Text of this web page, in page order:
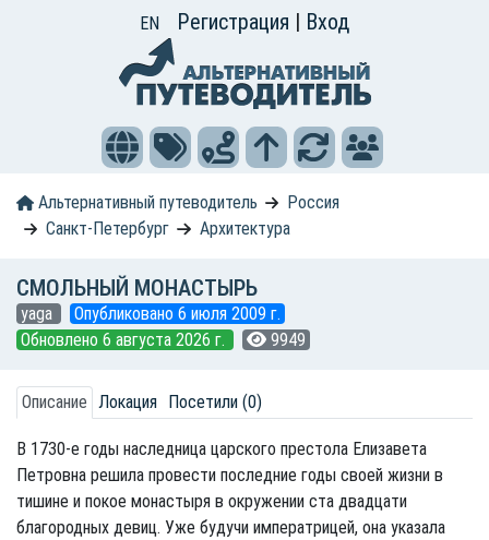
EN Регистрация | Вход
Альтернативный путеводитель
Россия
Санкт-Петербург
Архитектура
СМОЛЬНЫЙ МОНАСТЫРЬ
yaga
Опубликовано 6 июля 2009 г.
Обновлено 6 августа 2026 г.
9949
Описание Локация Посетили (0)
В 1730-е годы наследница царского престола Елизавета
Петровна решила провести последние годы своей жизни в
тишине и покое монастыря в окружении ста двадцати
благородных девиц. Уже будучи императрицей, она указала